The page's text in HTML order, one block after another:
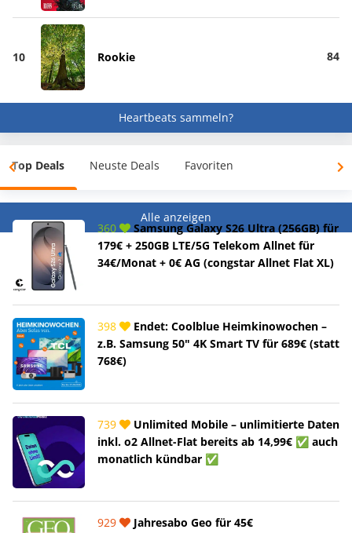
10 Rookie 84
Heartbeats sammeln?
Top Deals Neuste Deals Favoriten
Alle anzeigen
360
Samsung Galaxy S26 Ultra (256GB) für
179€ + 250GB LTE/5G Telekom Allnet für
34€/Monat + 0€ AG (congstar Allnet Flat XL)
398
Endet: Coolblue Heimkinowochen –
z.B. Samsung 50" 4K Smart TV für 689€ (statt
768€)
739
Unlimited Mobile – unlimitierte Daten
inkl. o2 Allnet-Flat bereits ab 14,99€ ✅ auch
monatlich kündbar ✅
929 Jahresabo Geo für 45€